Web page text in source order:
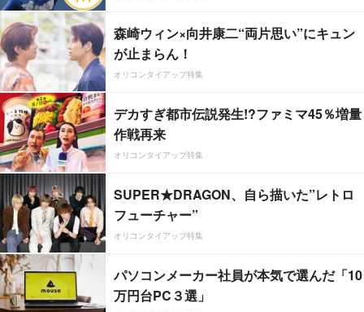
森崎ウィン×向井康二“両片思い”にキュン
が止まらん！
オリコンタイアップ特集
デカすぎ都市伝説発生!?ファミマ45％増量
作戦再来
オリコンタイアップ特集
SUPER★DRAGON、自ら描いた”レトロ
フューチャー”
オリコンタイアップ特集
パソコンメーカー社員が本気で選んだ「10
万円台PC３選」